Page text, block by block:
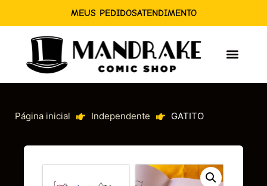
MEUS PEDIDOSATENDIMENTO
Página inicial Independente GATITO